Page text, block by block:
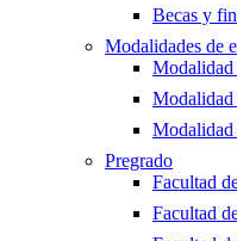
Becas y
Modalidades de
Modalidad
Modalidad
Modalidad
Pregrado
Facultad
Facultad